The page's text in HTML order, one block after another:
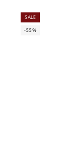
SALE
-55%